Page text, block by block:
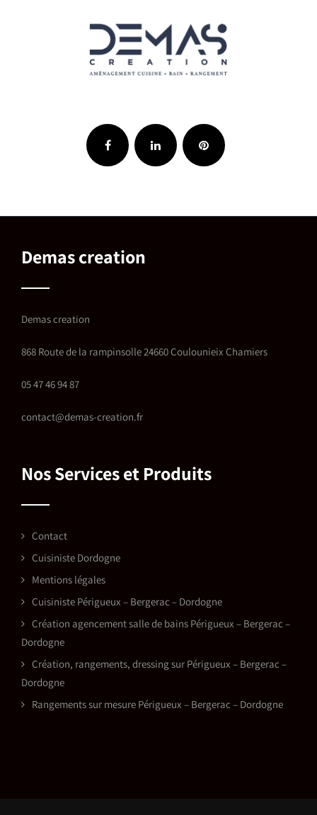
Demas creation
Demas creation
868 Route de la rampinsolle 24660 Coulounieix Chamiers
05 47 46 94 87
contact@demas-creation.fr
Nos Services et Produits
Contact
Cuisiniste Dordogne
Mentions légales
Cuisiniste Périgueux – Bergerac – Dordogne
Création agencement salle de bains Périgueux – Bergerac –
Dordogne
Création, rangements, dressing sur Périgueux – Bergerac –
Dordogne
Rangements sur mesure Périgueux – Bergerac – Dordogne